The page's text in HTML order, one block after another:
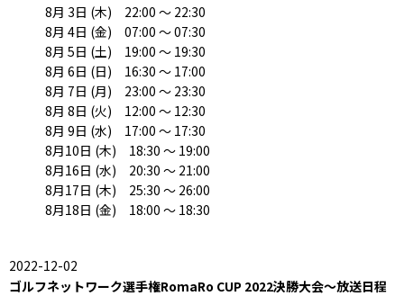
8月 3日 (木) 22:00 ～ 22:30
8月 4日 (金) 07:00 ～ 07:30
8月 5日 (土) 19:00 ～ 19:30
8月 6日 (日) 16:30 ～ 17:00
8月 7日 (月) 23:00 ～ 23:30
8月 8日 (火) 12:00 ～ 12:30
8月 9日 (水) 17:00 ～ 17:30
8月10日 (木) 18:30 ～ 19:00
8月16日 (水) 20:30 ～ 21:00
8月17日 (木) 25:30 ～ 26:00
8月18日 (金) 18:00 ～ 18:30
2022-12-02
ゴルフネットワーク選手権RomaRo CUP 2022決勝大会～放送日程